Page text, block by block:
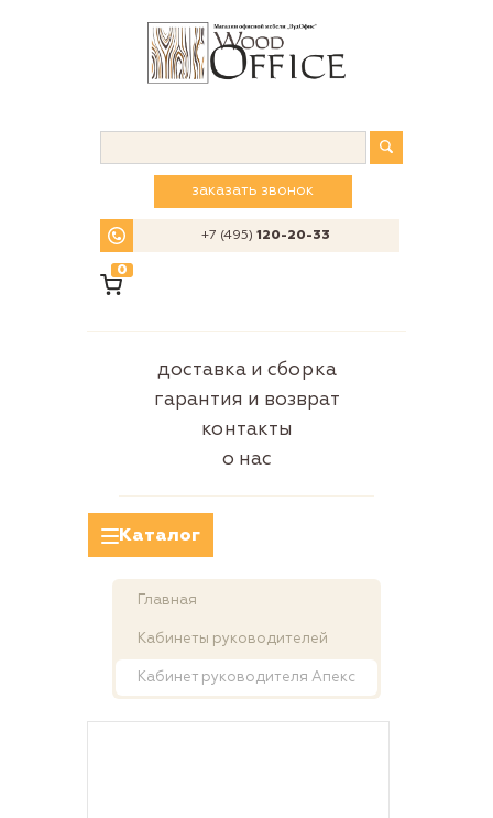
заказать звонок
+7 (495)120-20-33
0
доставка и сборка
гарантия и возврат
контакты
о нас
Каталог
Главная
Кабинеты руководителей
Кабинет руководителя Апекс